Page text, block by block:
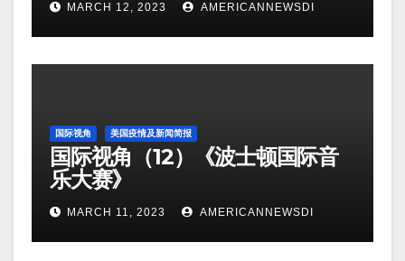
MARCH 12, 2023 AMERICANNEWSDI
国际视角 美国疫情及新闻简报
国际视角（12）《波士顿国际音
乐大赛》
MARCH 11, 2023 AMERICANNEWSDI